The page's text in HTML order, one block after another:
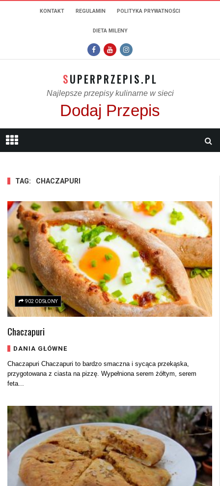
KONTAKT REGULAMIN POLITYKA PRYWATNOŚCI
DIETA MILENY
SUPERPRZEPIS.PL
Najlepsze przepisy kulinarne w sieci
Dodaj Przepis
TAG: CHACZAPURI
902 ODSŁONY
Chaczapuri
DANIA GŁÓWNE
Chaczapuri Chaczapuri to bardzo smaczna i sycąca przekąska,
przygotowana z ciasta na pizzę. Wypełniona serem żółtym, serem
feta...